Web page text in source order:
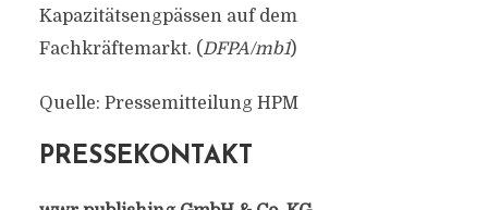
Kapazitätsengpässen auf dem
Fachkräftemarkt. (DFPA/mb1)
Quelle: Pressemitteilung HPM
PRESSEKONTAKT